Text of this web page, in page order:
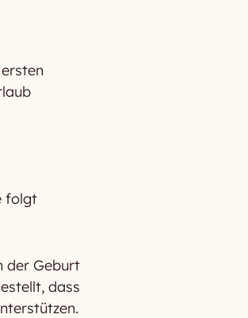
folgt
der Geburt
dass